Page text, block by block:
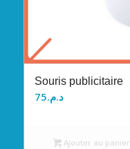
Souris publicitaire
د.م.75
Ajouter au panier